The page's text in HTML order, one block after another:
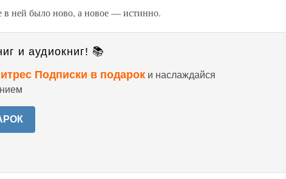
в ней было ново, а новое — истинно.
и аудиокниг! 📚
Подписки в подарок и наслаждайся